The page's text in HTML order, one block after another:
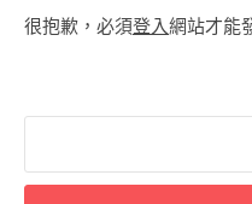
很抱歉，必須登入網站才能
關